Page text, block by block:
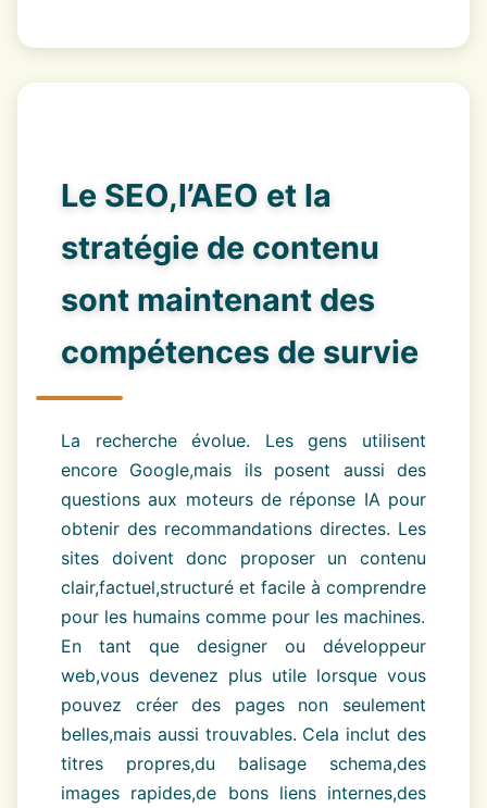
Le SEO,l’AEO et la
stratégie de contenu
sont maintenant des
compétences de survie
La recherche évolue. Les gens utilisent
encore Google,mais ils posent aussi des
questions aux moteurs de réponse IA pour
obtenir des recommandations directes. Les
sites doivent donc proposer un contenu
clair,factuel,structuré et facile à comprendre
pour les humains comme pour les machines.
En tant que designer ou développeur
web,vous devenez plus utile lorsque vous
pouvez créer des pages non seulement
belles,mais aussi trouvables. Cela inclut des
titres propres,du balisage schema,des
images rapides,de bons liens internes,des